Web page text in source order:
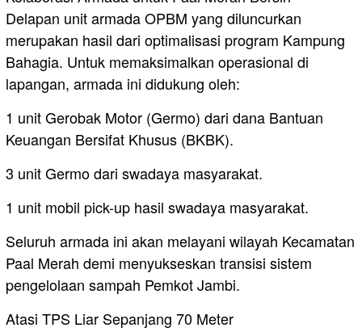
Delapan unit armada OPBM yang diluncurkan
merupakan hasil dari optimalisasi program Kampung
Bahagia. Untuk memaksimalkan operasional di
lapangan, armada ini didukung oleh:
1 unit Gerobak Motor (Germo) dari dana Bantuan
Keuangan Bersifat Khusus (BKBK).
3 unit Germo dari swadaya masyarakat.
1 unit mobil pick-up hasil swadaya masyarakat.
Seluruh armada ini akan melayani wilayah Kecamatan
Paal Merah demi menyukseskan transisi sistem
pengelolaan sampah Pemkot Jambi.
Atasi TPS Liar Sepanjang 70 Meter